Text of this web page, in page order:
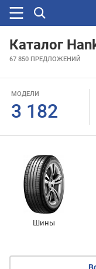
Искали
Каталог
67 850 ПРЕДЛОЖЕНИЙ
МОДЕЛИ
3 182
Шины